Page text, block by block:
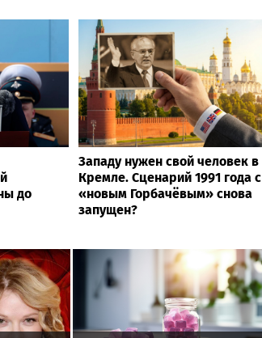
до
Западу нужен свой человек в
Кремле. Сценарий 1991 года с
«новым Горбачёвым» снова
запущен?